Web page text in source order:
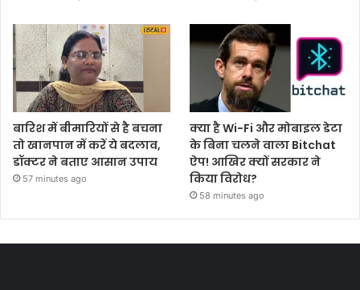
बारिश में बीमारियों से है बचना
तो खानपान में करें ये बदलाव,
डॉक्टर ने बताए आसान उपाय
57 minutes ago
क्या है Wi-Fi और मोबाइल डेटा
के बिना चलने वाला Bitchat
ऐप! आखिर क्यों सरकार ने
किया विरोध?
58 minutes ago